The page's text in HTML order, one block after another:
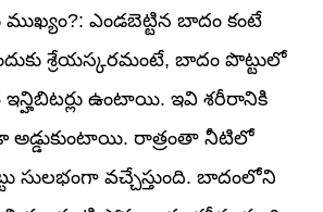
ముఖ్యం?: ఎండబెట్టిన బాదం కంటే
శ్రేయస్కరమంటే, బాదం పొట్టులో
ఉంటాయి. ఇవి శరీరానికి
అడ్డుకుంటాయి. రాత్రంతా నీటిలో
సులభంగా వచ్చేస్తుంది. బాదంలోని